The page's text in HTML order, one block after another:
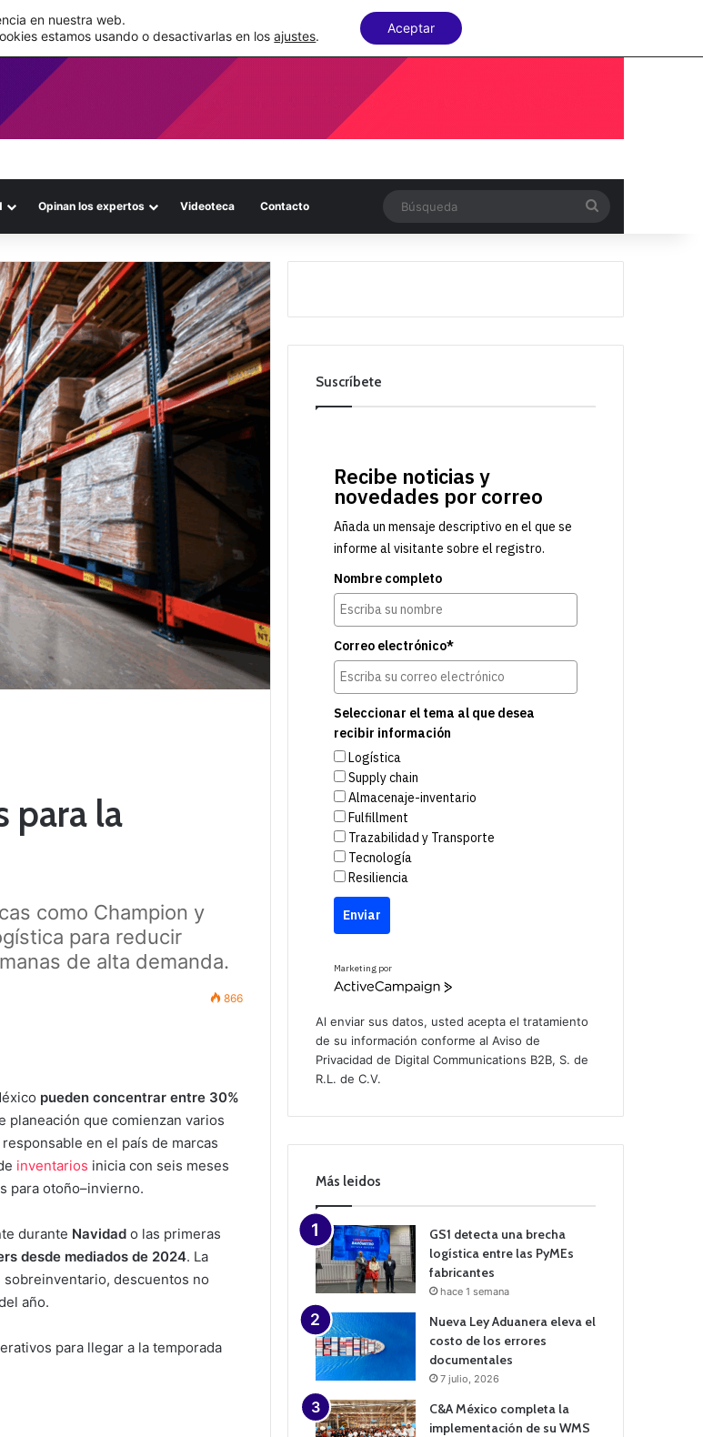
Opinan los expertos Videoteca Contacto
para la
como Champion y
para reducir
de alta demanda.
866
pueden concentrar entre 30%
planeación que comienzan varios
en el país de marcas
inventarios inicia con seis meses
para otoño–invierno.
durante Navidad o las primeras
desde mediados de 2024. La
descuentos no
año.
para llegar a la temporada
Suscríbete
Recibe noticias y
novedades por correo
Añada un mensaje descriptivo en el que se
informe al visitante sobre el registro.
Nombre completo
Correo electrónico*
Seleccionar el tema al que desea
recibir información
Logística
Supply chain
Almacenaje-inventario
Fulfillment
Trazabilidad y Transporte
Tecnología
Resiliencia
Enviar
Marketing por
A
v
e
p
i
n
Al enviar sus datos, usted acepta el tratamiento
de su información conforme alAviso de
Privacidad de Digital Communications B2B, S. de
R.L. de C.V.
Más leidos
GS1 detecta una brecha
logística entre las PyMEs
fabricantes
hace 1 semana
Nueva Ley Aduanera eleva el
costo de los errores
documentales
7 julio, 2026
C&A México completa la
implementación de su WMS
en nuestra web.
estamos usando o desactivarlas en losajustes.
Aceptar